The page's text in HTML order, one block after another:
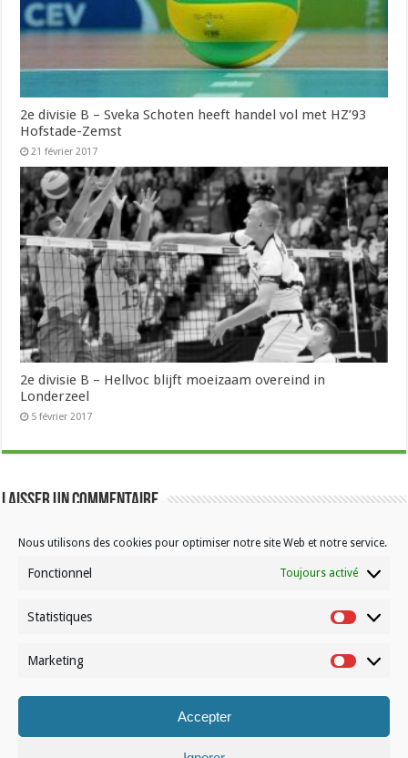
Nous utilisons des cookies pour optimiser notre site Web et notre service.
Fonctionnel Toujours activé
Statistiques
Marketing
Accepter
2e divisie B – Sveka Schoten heeft handel vol met HZ’93
Hofstade-Zemst
21 février 2017
2e divisie B – Hellvoc blijft moeizaam overeind in
Londerzeel
5 février 2017
Laisser un commentaire
Contactez-nous
Choisissez votre formule d’abonnement